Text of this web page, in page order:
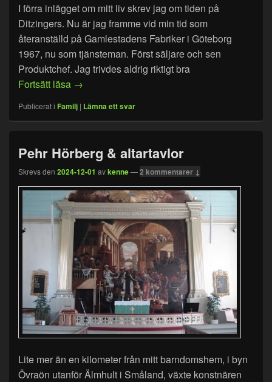
I förra inlägget om mitt liv skrev jag om tiden på
Ditzingers. Nu är jag framme vid min tid som
återanställd på Gamlestadens Fabriker i Göteborg
1967, nu som tjänsteman. Först säljare och sen
Produktchef. Jag trivdes aldrig riktigt bra
Fortsätt läsa Dags att fortsätta berätta om mitt liv.
→
Publicerat i Familj | Lämna ett svar
Pehr Hörberg & altartavlor
Skrevs den 2024-12-01 avkenne—2 kommentarer ↓
Lite mer än en kilometer från mitt barndomshem, i byn
Övraön utanför Älmhult i Småland, växte konstnären